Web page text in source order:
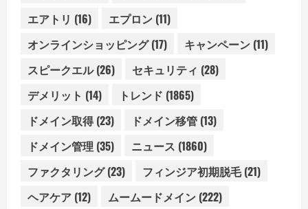
エアトリ (16) エプロン (11)
オンラインショッピング(17) キャンペーン (11)
スピークエル(26) セキュリティ (28)
デメリット (14) トレンド (1865)
ドメイン取得(23) ドメイン移管 (13)
ドメイン管理 (35) ニュース (1860)
ファクタリング(23) フィンジア初期脱毛(21)
ヘアケア (12) ムームードメイン (222)